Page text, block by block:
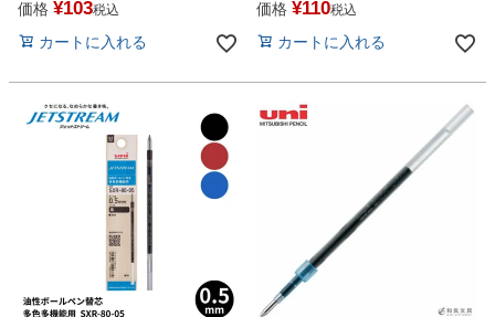
価格 ¥103税込
カートに入れる
価格 ¥110税込
カートに入れる